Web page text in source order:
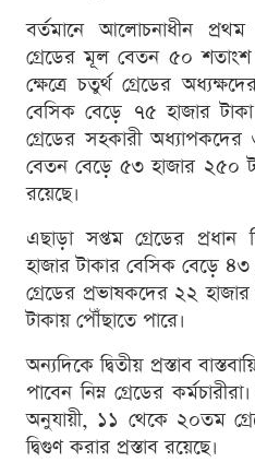
বর্তমানে আলোচনাধীন প্রথম
গ্রেডের মূল বেতন ৫০ শতাংশ
ক্ষেত্রে চতুর্থ গ্রেডের
বেসিক বেড়ে ৭৫ হাজার
গ্রেডের সহকারী
বেতন বেড়ে ৫৩ হাজার ২৫০
রয়েছে।
এছাড়া সপ্তম গ্রেডের
হাজার টাকার বেসিক বেড়ে
গ্রেডের প্রভাষকদের ২২
টাকায় পৌঁছাতে পারে।
অন্যদিকে দ্বিতীয় প্রস্তাব
পাবেন নিম্ন গ্রেডের
অনুযায়ী, ১১ থেকে ২০তম
দ্বিগুণ করার প্রস্তাব রয়েছে।